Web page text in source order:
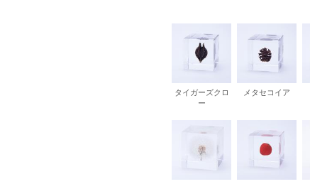
タイガーズクロ
ー
メタセコイア